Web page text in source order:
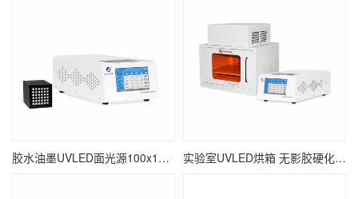
胶水油墨UVLED面光源100x100 瞬间固化面光源UV固化机 实验室UVLED烘箱 无影胶硬化紫外线UV烘干设备